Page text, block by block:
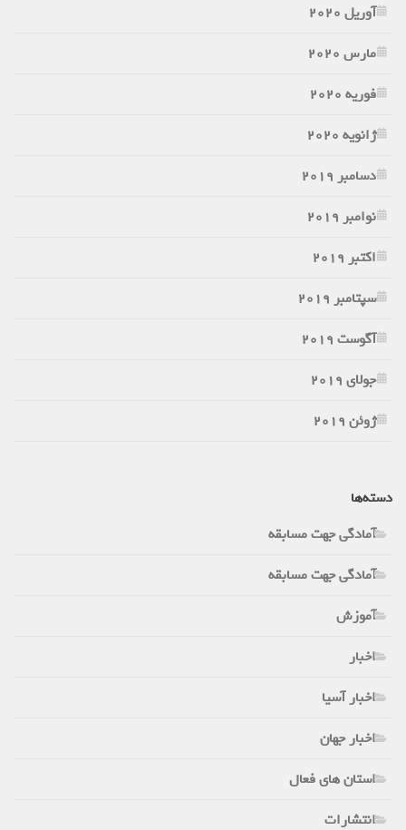
آوریل 2020
مارس 2020
فوریه 2020
ژانویه 2020
دسامبر 2019
نوامبر 2019
اکتبر 2019
سپتامبر 2019
آگوست 2019
جولای 2019
ژوئن 2019
دسته‌ها
آمادگی جهت مسابقه
آمادگی جهت مسابقه
آموزش
اخبار
اخبار آسیا
اخبار جهان
استان های فعال
انتشارات